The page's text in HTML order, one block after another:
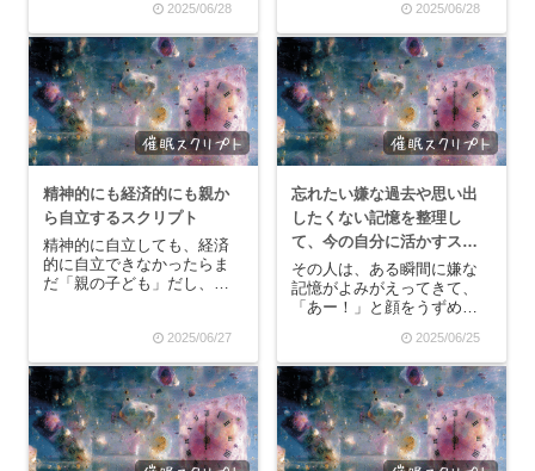
ば読まねばと思いつつ数年
経っていて、その間に【死
と愛】を先に読めと中指ビ
ンゴに言われて読んだら難
し過ぎて挫折して、さらに
年月が経った今。読むの
を...
2025/06/28
桜がなくて、あとはただ茶
色いグラウンドが広がって
いるだけなので、校庭では
少年たちが放課後にサッカ
ーをしたり野球をしたりし
て、その歓声でとても賑...
2025/06/28
精神的にも経済的にも親か
ら自立するスクリプト
精神的に自立しても、経済
的に自立できなかったらま
だ「親の子ども」だし、経
は「大人」だと言えるのだ
ろうか？そんなことを考え
ていると、目の前の水槽か
らコポコポコポ…と空気の
泡が上っていくのが見え
ま...
2025/06/27
忘れたい嫌な過去や思い出
したくない記憶を整理し
て、今の自分に活かすスク
リプト
その人は、ある瞬間に嫌な
記憶がよみがえってきて、
「あー！」と顔をうずめた
えば本を読んでいてある単
語が目に入った時だった
り、誰かの何かの言葉に引
っ掛かって記憶が呼び出さ
れるような時なんです。だ
から、私はそんなあの人
に、...
2025/06/25